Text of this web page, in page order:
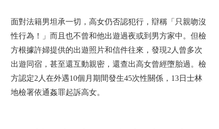
面對法籍男坦承一切，高女仍否認犯行，辯稱「只親吻沒
性行為！」而且也不曾和他出遊過夜或到男方家中。但檢
方根據許婦提供的出遊照片和信件往來，發現2人曾多次
出遊同宿，甚至還互動親密，還查出高女曾經墮胎過。檢
方認定2人在外遇10個月期間發生45次性關係，13日士林
地檢署依通姦罪起訴高女。